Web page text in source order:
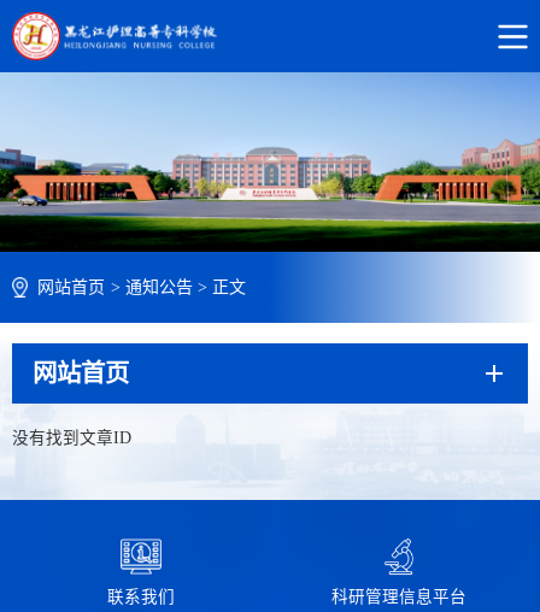
网站首页 > 通知公告 > 正文
网站首页
没有找到文章ID
联系我们 科研管理信息平台